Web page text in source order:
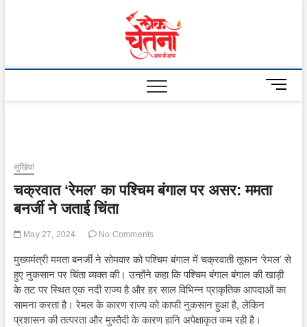
M
e
t
सुर्खियां
चक्रवात ‘रेमल’ का पश्चिम बंगाल पर असर: ममता
बनर्जी ने जताई चिंता
May 27, 2024 No Comments
मुख्यमंत्री ममता बनर्जी ने सोमवार को पश्चिम बंगाल में चक्रवाती तूफान ‘रेमल’ से
हुए नुकसान पर चिंता व्यक्त की। उन्होंने कहा कि पश्चिम बंगाल बंगाल की खाड़ी
के तट पर स्थित एक नदी राज्य है और हर साल विभिन्न प्राकृतिक आपदाओं का
सामना करता है। रेमल के कारण राज्य को काफी नुकसान हुआ है, लेकिन
प्रशासन की तत्परता और मुस्तैदी के कारण हानि अपेक्षाकृत कम रही है।